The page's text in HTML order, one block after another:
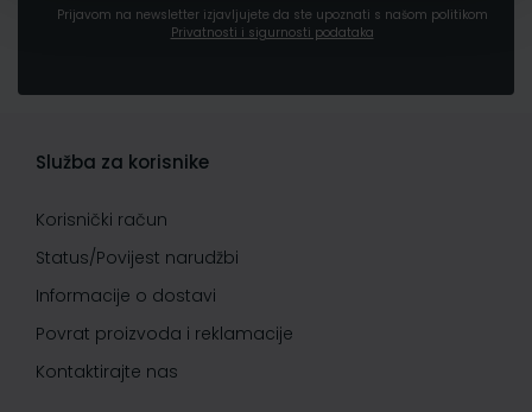
Prijavom na newsletter izjavljujete da ste upoznati s našom politikom
Privatnosti i sigurnosti podataka
Služba za korisnike
Korisnički račun
Status/Povijest narudžbi
Informacije o dostavi
Povrat proizvoda i reklamacije
Kontaktirajte nas